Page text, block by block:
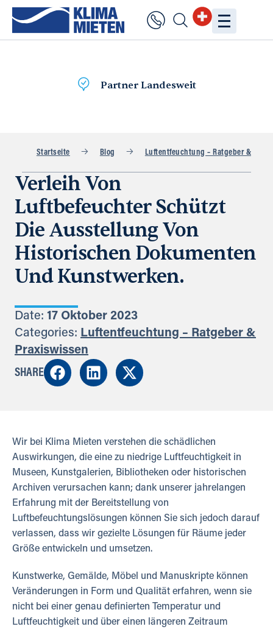
Lieferungam selben Tag
Startseite Blog Luftentfeuchtung – Ratgeber &
Verleih Von
Luftbefeuchter Schützt
Die Ausstellung Von
Historischen Dokumenten
Und Kunstwerken.
Date: 17 Oktober 2023
Categories: Luftentfeuchtung – Ratgeber &
Praxiswissen
SHARE
Wir bei Klima Mieten verstehen die schädlichen
Auswirkungen, die eine zu niedrige Luftfeuchtigkeit in
Museen, Kunstgalerien, Bibliotheken oder historischen
Archiven verursachen kann; dank unserer jahrelangen
Erfahrung mit der Bereitstellung von
Luftbefeuchtungslösungen können Sie sich jedoch darauf
verlassen, dass wir gezielte Lösungen für Räume jeder
Größe entwickeln und umsetzen.
Kunstwerke, Gemälde, Möbel und Manuskripte können
Veränderungen in Form und Qualität erfahren, wenn sie
nicht bei einer genau definierten Temperatur und
Luftfeuchtigkeit und über einen längeren Zeitraum